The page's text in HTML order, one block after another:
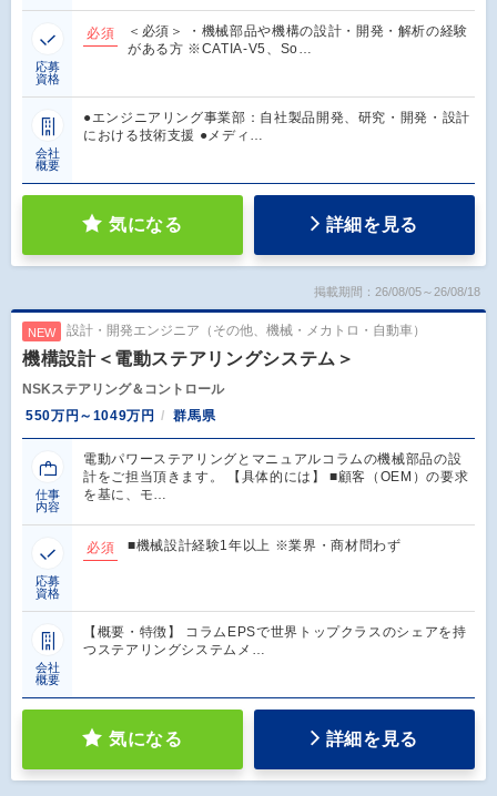
応募
資格
必須
＜必須＞ ・機械部品や機構の設計・開発・解析の経験
がある方 ※CATIA-V5、So…
会社
概要
●エンジニアリング事業部：自社製品開発、研究・開発・設計
における技術支援 ●メディ…
気になる 詳細を見る
掲載期間：26/08/05～26/08/18
NEW 設計・開発エンジニア（その他、機械・メカトロ・自動車）
機構設計＜電動ステアリングシステム＞
NSKステアリング＆コントロール
550万円～1049万円
群馬県
仕事
内容
電動パワーステアリングとマニュアルコラムの機械部品の設
計をご担当頂きます。 【具体的には】 ■顧客（OEM）の要求
を基に、モ…
応募
資格
必須 ■機械設計経験1年以上 ※業界・商材問わず
会社
概要
【概要・特徴】 コラムEPSで世界トップクラスのシェアを持
つステアリングシステムメ…
気になる 詳細を見る